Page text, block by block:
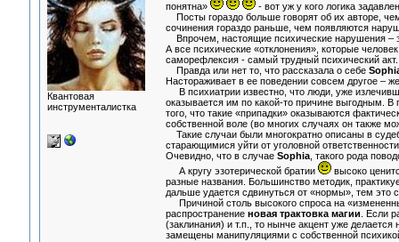
Квантовая
инструменталистка
понятна»
- вот уж у кого логика
Посты гораздо больше говорят об их авторе,
сочинения гораздо раньше, чем появляются
Впрочем, настоящие психические нарушения –
А все психические «отклонения», которые
саморефлексия - самый трудный психический акт.
Правда или нет то, что рассказала о себе
Настораживает в ее поведении совсем другое –
В психиатрии известно, что люди, уже
оказывается им по какой-то причине выгодным.
того, что такие «припадки» оказываются
собственной воле (во многих случаях он также
Такие случаи были многократно описаны в
старающимися уйти от уголовной
Очевидно, что в случае Sophia, такого рода
А кругу эзотерической братии
высоко
разные названия. Большинство методик,
дальше удается сдвинуться от «нормы», тем это
Причиной столь высокого спроса на
распространение новая трактовка магии . Если
(заклинания) и т.п., то нынче акцент уже
замещены манипуляциями с собственной